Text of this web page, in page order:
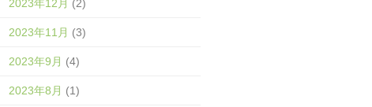
2023年12月 (2)
2023年11月 (3)
2023年9月 (4)
2023年8月 (1)